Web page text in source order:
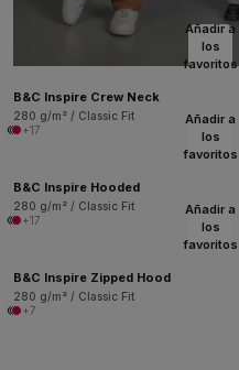
Añadir a
los
favoritos
B&C Inspire Crew Neck
280 g/m² / Classic Fit
+17
Añadir a
los
favoritos
B&C Inspire Hooded
280 g/m² / Classic Fit
+17
Añadir a
los
favoritos
B&C Inspire Zipped Hood
280 g/m² / Classic Fit
+7